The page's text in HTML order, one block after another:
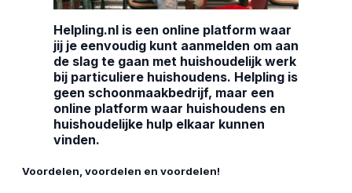
Helpling.nl is een online platform waar
jij je eenvoudig kunt aanmelden om aan
de slag te gaan met huishoudelijk werk
bij particuliere huishoudens. Helpling is
geen schoonmaakbedrijf, maar een
online platform waar huishoudens en
huishoudelijke hulp elkaar kunnen
vinden.
Voordelen, voordelen en voordelen!